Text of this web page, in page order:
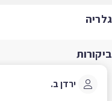
ירדן ב.